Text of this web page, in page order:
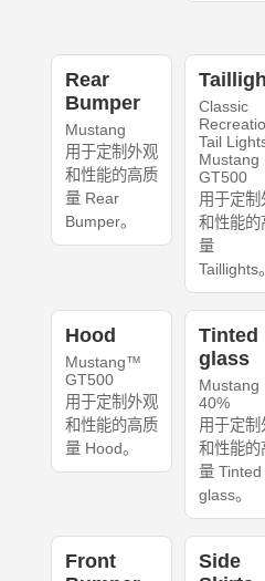
Rear
Bumper
Mustang
用于定制外观
和性能的高质
量 Rear
Bumper。
Classic
Tail
Mustang
GT500
用于定制
和性能的
量
Taillights。
Hood
Mustang™
GT500
用于定制外观
和性能的高质
量 Hood。
Tinted
glass
Mustang
40%
用于定制
和性能的
量 Tinted
glass。
Front
Side